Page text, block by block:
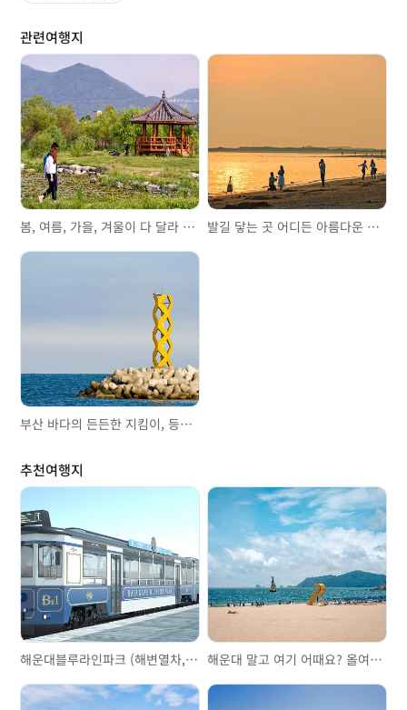
관련여행지
봄, 여름, 가을, 겨울이 다 달라 삼락생태공원 발길 닿는 곳 어디든 아름다운 다대포해수욕장
부산 바다의 든든한 지킴이, 등대투어
추천여행지
해운대블루라인파크 (해변열차, 스카이캡슐) 해운대 말고 여기 어때요? 올여름 가볼 만한 부산 해수욕장 3곳